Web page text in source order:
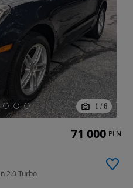
1 / 6
2.0 Turbo
71 000 PLN